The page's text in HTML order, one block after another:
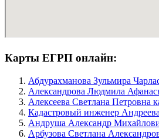
Карты ЕГРП онлайн:
Абдурахманова Зульмира
Александрова Людмила
Алексеева Светлана Петровна
Кадастровый инженер
Андруша Александр
Арбузова Светлана